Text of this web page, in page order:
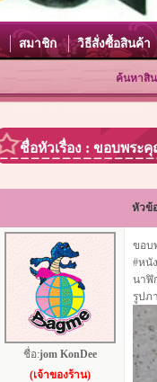
สมาชิก วิธีสั่งซื้อสินค้า
ค้นหาสิ
ชื่อหัวเรื่อง : ขอบพร
หัวข้
ชื่อ:jom KonDee
(เจ้าของร้าน)
ขอบ
#หนั
นาฬิ
รูปภ